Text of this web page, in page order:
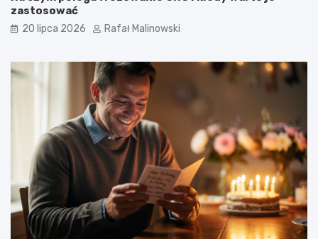
zastosować
20 lipca 2026 Rafał Malinowski